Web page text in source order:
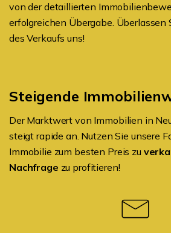
von der detaillierten
erfolgreichen Übergabe. Überlassen
des Verkaufs uns!
Steigende
Der Marktwert von Immobilien in
steigt rapide an. Nutzen Sie unsere
Immobilie zum besten Preis zu
Nachfrage zu profitieren!